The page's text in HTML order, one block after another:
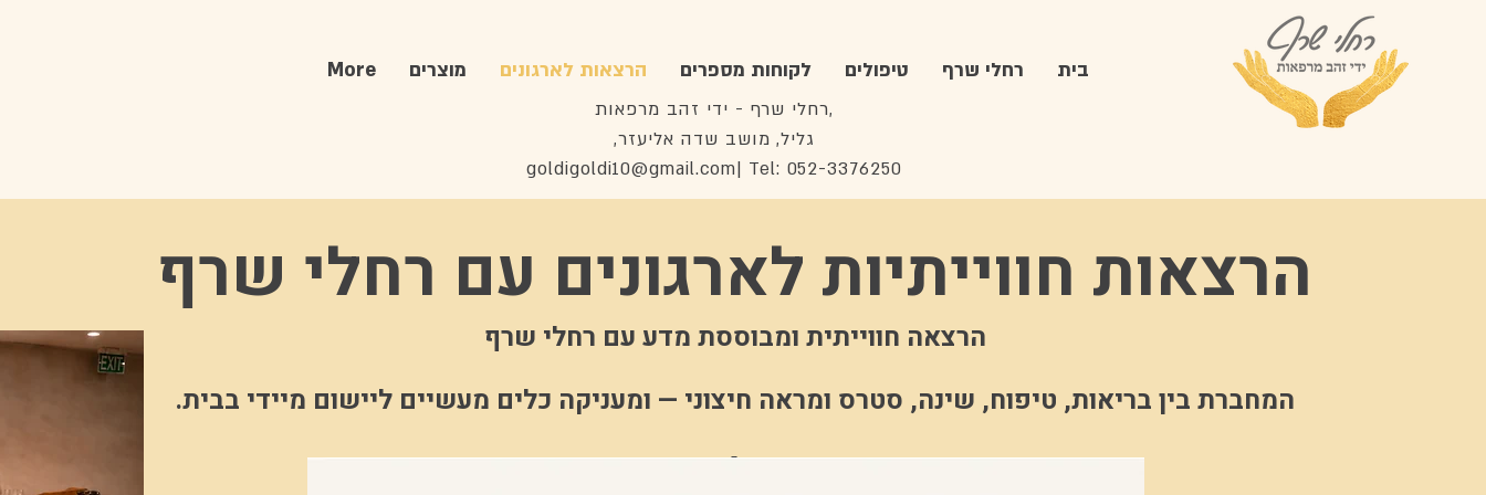
בית רחלי שרף טיפולים לקוחות מספרים הרצאות לארגונים מוצרים More
רחלי שרף - ידי זהב מרפאות,
,גליל, מושב שדה אליעזר
goldigoldi10@gmail.com| Tel: 052-3376250
הרצאות חווייתיות לארגונים עם רחלי שרף
הרצאה חווייתית ומבוססת מדע עם רחלי שרף
.המחברת בין בריאות, טיפוח, שינה, סטרס ומראה חיצוני — ומעניקה כלים מעשיים ליישום מיידי בבית
ו